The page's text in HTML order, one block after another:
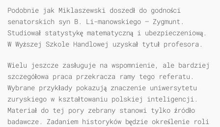
Podobnie jak Miklaszewski doszedł do godności
senatorskich syn B. Li-manowskiego — Zygmunt.
Studiował statystykę matematyczną i ubezpieczeniową.
W Wyższej Szkole Handlowej uzyskał tytuł profesora.
Wielu jeszcze zasługuje na wspomnienie, ale bardziej
szczegółowa praca przekracza ramy tego referatu.
Wybrane przykłady pokazują znaczenie uniwersytetu
zuryskiego w kształtowaniu polskiej inteligencji.
Materiał do tej pory zebrany stanowi tylko źródło
badawcze. Zadaniem historyków będzie określenie roli